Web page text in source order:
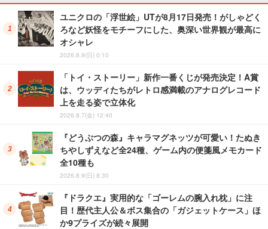
ユニクロの「浮世絵」UTが8月17日発売！がしゃどく
ろなど妖怪をモチーフにした、奥深い世界観が最高に
オシャレ
2026.8.9(日) 0:10
「トイ・ストーリー」新作一番くじが発売決定！A賞
は、ウッディたちがレトロ感満載のアナログレコード
上を走る姿で立体化
2026.8.7(金) 12:40
『どうぶつの森』キャラマグネッツが可愛い！たぬき
ちやしずえなど全24種、ゲーム内の便箋風メモカード
全10種も
2026.8.9(日) 8:30
『ドラクエ』実用的な「ゴーレムの腕入れ枕」に注
目！歴代主人公＆ボス集合の「ガジェットケース」ほ
か9プライズが続々展開